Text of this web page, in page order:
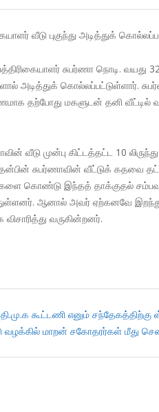
வீடு புகுந்து அடித்துக்
சுபர்ணா நொடி. வயது
அடித்துக் கொல்லப்பட்டுள்ளார்.
தற்போது மகளுடன் தனி
வீடு முன்பு கிட்டத்தட்ட 10
சுபர்ணாவின் வீட்டுக் கதவை
கொண்டு இந்தத் தாக்குதல்
ஆனால் அவர் ஏற்கனவே
வருகின்றனர்.
கூட்டணி எனும் சந்தேகத்திற்கு
வழக்கில் மாறன் சகோதரர்கள் மீது